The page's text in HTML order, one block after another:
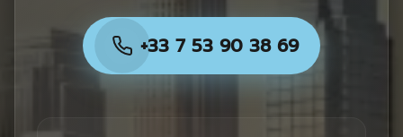
+33 7 53 90 38 69